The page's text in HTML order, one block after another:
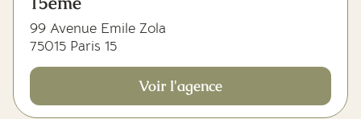
99 Avenue Emile Zola
75015 Paris 15
Voir l'agence